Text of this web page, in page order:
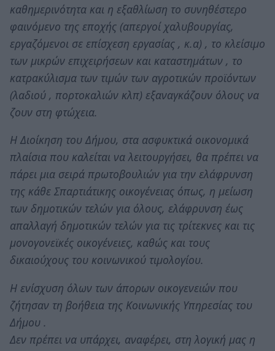
καθημερινότητα και η εξαθλίωση το συνηθέστερο
φαινόμενο της εποχής (απεργοί χαλυβουργίας,
εργαζόμενοι σε επίσχεση εργασίας , κ.α) , το κλείσιμο
των μικρών επιχειρήσεων και καταστημάτων , το
κατρακύλισμα των τιμών των αγροτικών προϊόντων
(λαδιού , πορτοκαλιών κλπ) εξαναγκάζουν όλους να
ζουν στη φτώχεια.
Η Διοίκηση του Δήμου, στα ασφυκτικά οικονομικά
πλαίσια που καλείται να λειτουργήσει, θα πρέπει να
πάρει μια σειρά πρωτοβουλιών για την ελάφρυνση
της κάθε Σπαρτιάτικης οικογένειας όπως, η μείωση
των δημοτικών τελών για όλους, ελάφρυνση έως
απαλλαγή δημοτικών τελών για τις τρίτεκνες και τις
μονογονεϊκές οικογένειες, καθώς και τους
δικαιούχους του κοινωνικού τιμολογίου.
Η ενίσχυση όλων των άπορων οικογενειών που
ζήτησαν τη βοήθεια της Κοινωνικής Υπηρεσίας του
Δήμου .
Δεν πρέπει να υπάρχει, αναφέρει, στη λογική μας η